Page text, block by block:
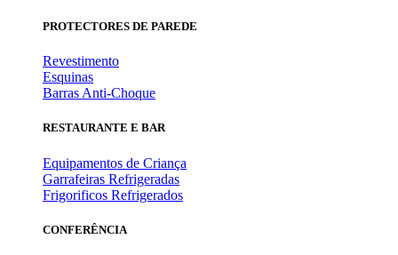
PROTECTORES DE PAREDE
Revestimento
Esquinas
Barras Anti-Choque
RESTAURANTE E BAR
Equipamentos de Criança
Garrafeiras Refrigeradas
Frigorificos Refrigerados
CONFERÊNCIA